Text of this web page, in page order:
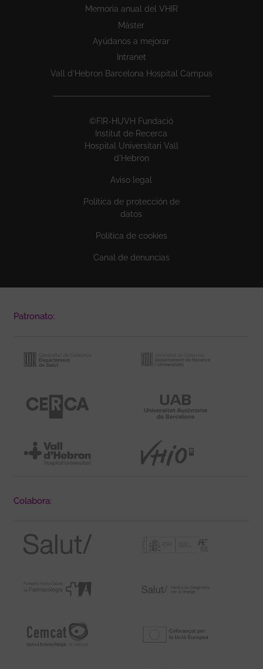
Memoria anual del VHIR
Máster
Ayúdanos a mejorar
Intranet
Vall d’Hebron Barcelona Hospital Campus
©FIR-HUVH Fundació
Institut de Recerca
Hospital Universitari Vall
d'Hebron
Aviso legal
Política de protección de
datos
Política de cookies
Canal de denuncias
Patronato:
Colabora: